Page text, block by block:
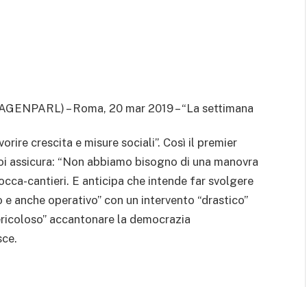
– Roma, 20 mar 2019 – “La settimana
crescita e misure sociali”. Così il premier
“Non abbiamo bisogno di una manovra
cantieri. E anticipa che intende far svolgere
anche operativo” con un intervento “drastico”
accantonare la democrazia